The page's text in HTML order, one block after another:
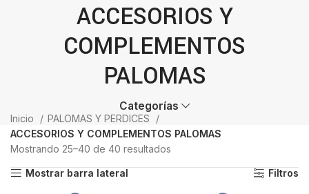
ACCESORIOS Y
COMPLEMENTOS
PALOMAS
Categorías
Inicio
PALOMAS Y PERDICES
ACCESORIOS Y COMPLEMENTOS PALOMAS
Mostrando 25–40 de 40 resultados
Mostrar barra lateral Filtros